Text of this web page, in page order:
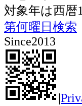
対象年は西暦
第何曜日検索
Since2013
|